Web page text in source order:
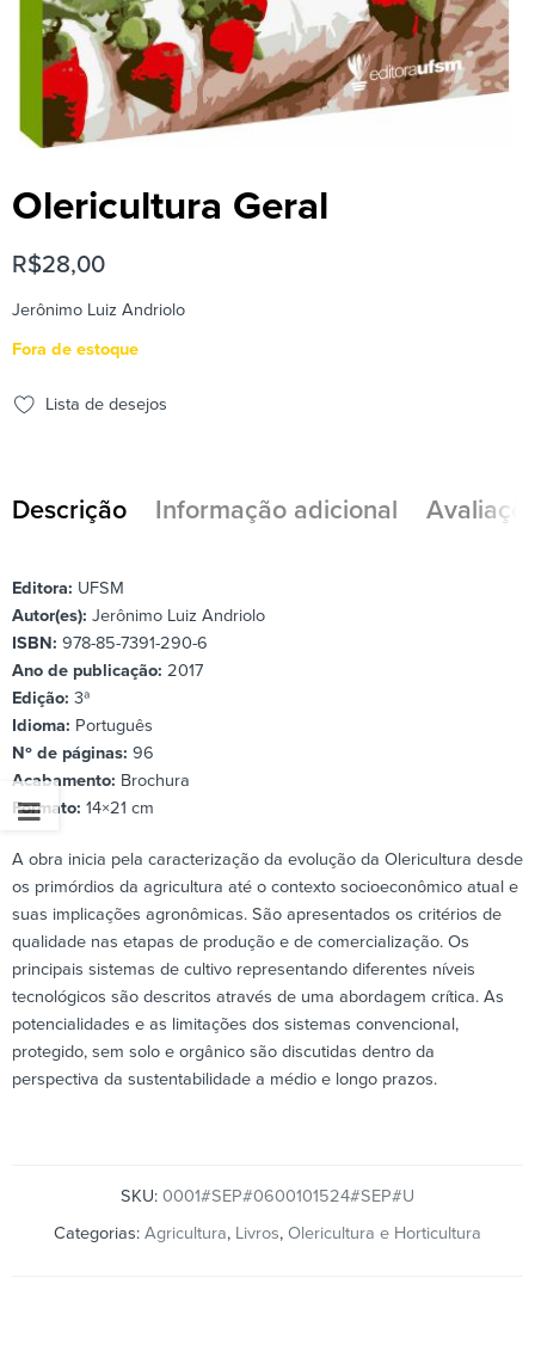
Olericultura Geral
R$28,00
Jerônimo Luiz Andriolo
Fora de estoque
Lista de desejos
Descrição Informação adicional
Editora: UFSM
Autor(es): Jerônimo Luiz Andriolo
ISBN: 978-85-7391-290-6
Ano de publicação: 2017
Edição: 3ª
Idioma: Português
Nº de páginas: 96
Acabamento: Brochura
Formato: 14×21 cm
A obra inicia pela caracterização da evolução da Olericultura desde
os primórdios da agricultura até o contexto socioeconômico atual e
suas implicações agronômicas. São apresentados os critérios de
qualidade nas etapas de produção e de comercialização. Os
principais sistemas de cultivo representando diferentes níveis
tecnológicos são descritos através de uma abordagem crítica. As
potencialidades e as limitações dos sistemas convencional,
protegido, sem solo e orgânico são discutidas dentro da
perspectiva da sustentabilidade a médio e longo prazos.
SKU: 0001#SEP#0600101524#SEP#U
Categorias: Agricultura, Livros, Olericultura e Horticultura